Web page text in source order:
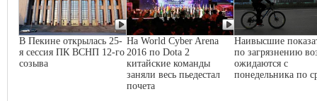
В Пекине открылась 25-
я сессия ПК ВСНП 12-го
созыва
На World Cyber Arena
2016 по Dota 2
китайские команды
заняли весь пьедестал
почета
Наивысшие
по загрязнению
ожидаются с
понедельника по